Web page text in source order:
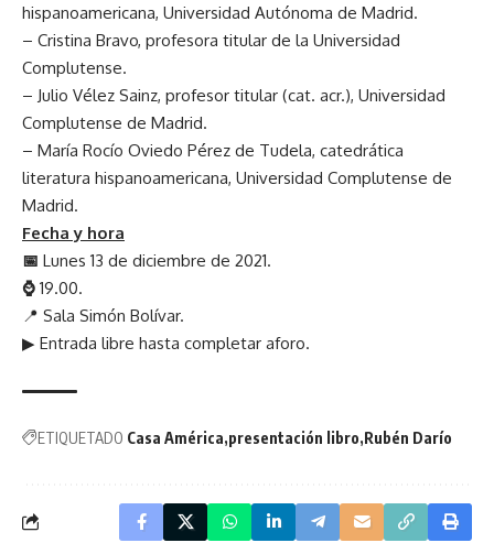
hispanoamericana, Universidad Autónoma de Madrid.
– Cristina Bravo, profesora titular de la Universidad
Complutense.
– Julio Vélez Sainz, profesor titular (cat. acr.), Universidad
Complutense de Madrid.
– María Rocío Oviedo Pérez de Tudela, catedrática
literatura hispanoamericana, Universidad Complutense de
Madrid.
Fecha y hora
📅 Lunes 13 de diciembre de 2021.
⌚ 19.00.
📍 Sala Simón Bolívar.
▶ Entrada libre hasta completar aforo.
ETIQUETADO Casa América presentación libro Rubén Darío